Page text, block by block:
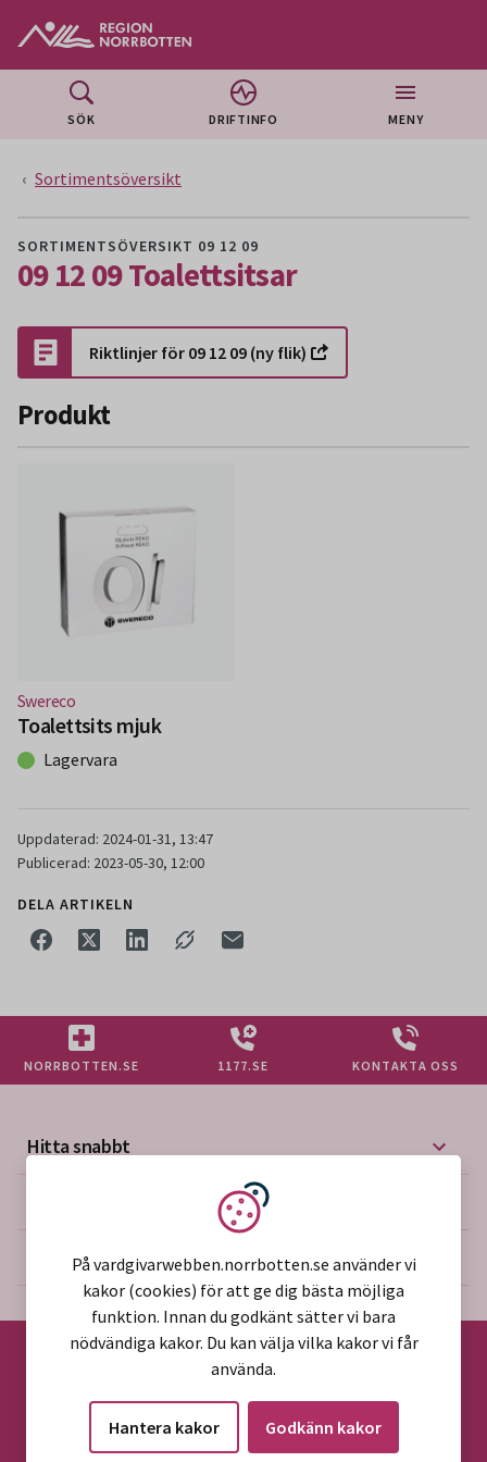
SÖK DRIFTINFO MENY
Sortimentsöversikt
SORTIMENTSÖVERSIKT 09 12 09
09 12 09 Toalettsitsar
Riktlinjer för 09 12 09 (ny flik)
Produkt
Swereco
Toalettsits mjuk
(Nytt fönster)
Lagervara
Uppdaterad: 2024-01-31, 13:47
Publicerad: 2023-05-30, 12:00
DELA ARTIKELN
NORRBOTTEN.SE 1177.SE KONTAKTA OSS
Hitta snabbt
Mer på vårdgivarwebben
Om webbplatsen
©2026 Region Norrbotten
Vi använder kakor
På vardgivarwebben.norrbotten.se använder vi
kakor (cookies) för att ge dig bästa möjliga
funktion. Innan du godkänt sätter vi bara
nödvändiga kakor. Du kan välja vilka kakor vi får
använda.
Hantera kakor Godkänn kakor